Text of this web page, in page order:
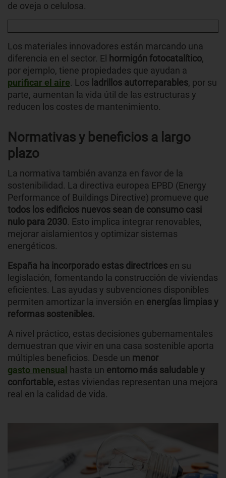
de oveja o celulosa.
Los materiales innovadores están marcando una
diferencia en el sector. El hormigón fotocatalítico,
por ejemplo, tiene propiedades que ayudan a
purificar el aire. Los ladrillos autorreparables, por su
parte, aumentan la vida útil de las estructuras y
reducen los costes de mantenimiento.
Normativas y beneficios a largo
plazo
La normativa también avanza en favor de la
sostenibilidad. La directiva europea EPBD (Energy
Performance of Buildings Directive) promueve que
todos los edificios nuevos sean de consumo casi
nulo para 2030. Esto implica integrar renovables,
mejorar aislamientos y optimizar sistemas
energéticos.
España ha incorporado estas directrices en su
legislación, fomentando la construcción de viviendas
eficientes. Las ayudas y subvenciones disponibles
permiten amortizar la inversión en energías limpias y
reformas sostenibles.
A nivel práctico, estas decisiones gubernamentales
demuestran que vivir en una casa sostenible aporta
múltiples beneficios. Desde un menor
gasto mensual
hasta un entorno más saludable y
confortable, estas viviendas representan una mejora
real en la calidad de vida.